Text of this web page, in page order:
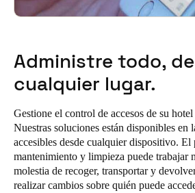
Administre todo,
cualquier lugar.
Gestione el control de accesos de su
Nuestras soluciones están disponibles en
accesibles desde cualquier dispositivo. El
mantenimiento y limpieza puede trabajar
molestia de recoger, transportar y
realizar cambios sobre quién puede